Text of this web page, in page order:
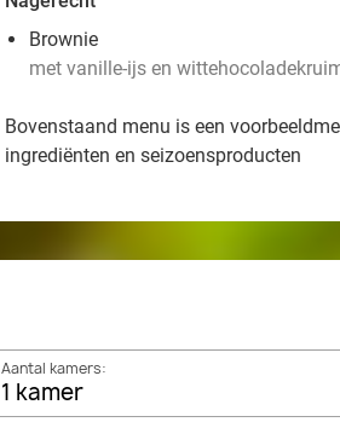
Brownie
met vanille-ijs en
Bovenstaand menu is een
ingrediënten en seizoensproducten
Aantal kamers:
1 kamer